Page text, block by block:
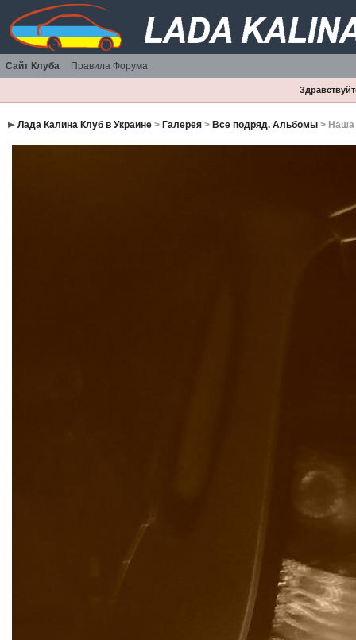
Сайт Клуба Правила Форума
Лада Калина Клуб в Украине> Галерея> Все подряд. Альбомы> Наша